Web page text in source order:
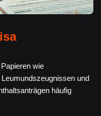
wie
und
häufig